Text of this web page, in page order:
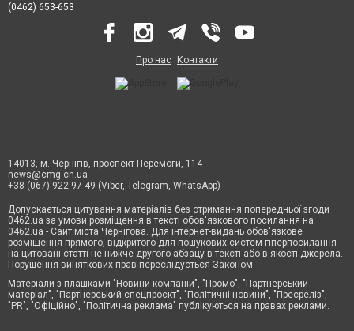
(0462) 653-653
Про нас Контакти
14013, м. Чернігів, проспект Перемоги, 114
news@cmg.cn.ua
+38 (067) 922-97-49 (Viber, Telegram, WhatsApp)
Допускається цитування матеріалів без отримання попередньої згоди
0462.ua за умови розміщення в тексті обов'язкового посилання на
0462.ua - Сайт міста Чернігова. Для інтернет-видань обов'язкове
розміщення прямого, відкритого для пошукових систем гіперпосилання
на цитовані статті не нижче другого абзацу в тексті або в якості джерела.
Порушення виняткових прав переслідується Законом.
Матеріали з плашками "Новини компаній", "Промо", "Партнерський
матеріал", "Партнерський спецпроєкт", "Політичні новини", "Пресреліз",
"PR", "Офіційно", "Політична реклама" публікуються на правах реклами.